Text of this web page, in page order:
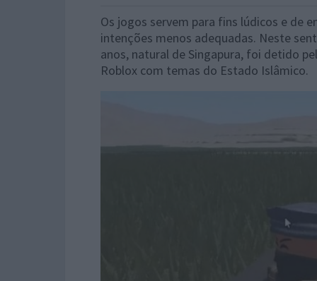
Os jogos servem para fins lúdicos e de
intenções menos adequadas. Neste
anos, natural de Singapura, foi detido
Roblox com temas do Estado Islâmico.